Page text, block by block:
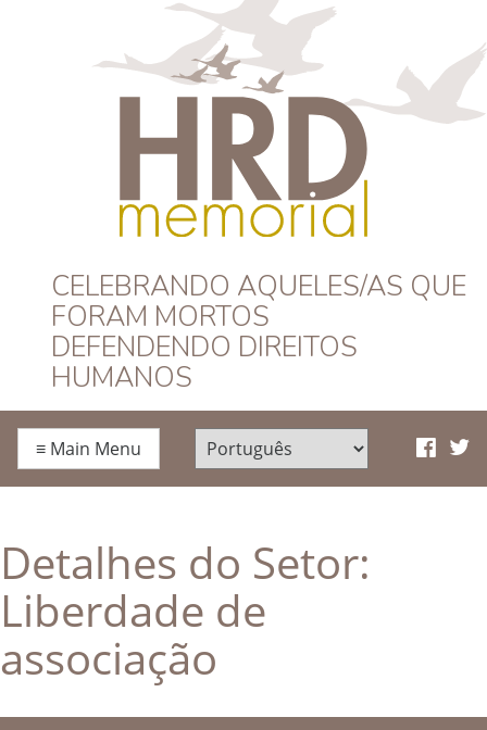
HRD Memorial –
Português
CELEBRANDO AQUELES/AS QUE
FORAM MORTOS
DEFENDENDO DIREITOS
HUMANOS
≡ Main Menu
Detalhes do Setor:
Liberdade de
associação